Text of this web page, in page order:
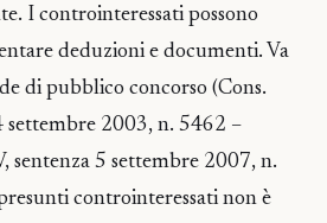
I controinteressati possono
deduzioni e documenti. Va
di pubblico concorso (Cons.
settembre 2003, n. 5462 –
sentenza 5 settembre 2007, n.
controinteressati non è